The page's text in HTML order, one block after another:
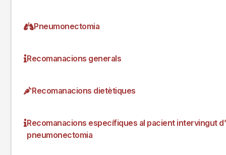
Pneumonectomia
Recomanacions generals
Recomanacions dietètiques
Recomanacions específiques al pacient intervingut
pneumonectomia